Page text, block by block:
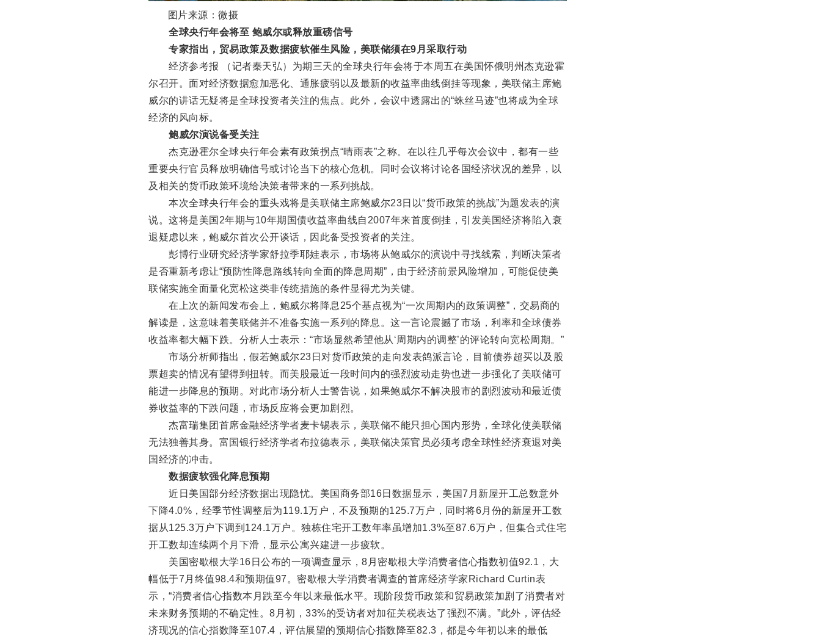
图片来源：微摄
全球央行年会将至 鲍威尔或释放重磅信号
专家指出，贸易政策及数据疲软催生风险，美联储须在9月采取行动
经济参考报 （记者秦天弘）为期三天的全球央行年会将于本周五在美国怀俄明州杰克逊霍
尔召开。面对经济数据愈加恶化、通胀疲弱以及最新的收益率曲线倒挂等现象，美联储主席鲍
威尔的讲话无疑将是全球投资者关注的焦点。此外，会议中透露出的“蛛丝马迹”也将成为全球
经济的风向标。
鲍威尔演说备受关注
杰克逊霍尔全球央行年会素有政策拐点“晴雨表”之称。在以往几乎每次会议中，都有一些
重要央行官员释放明确信号或讨论当下的核心危机。同时会议将讨论各国经济状况的差异，以
及相关的货币政策环境给决策者带来的一系列挑战。
本次全球央行年会的重头戏将是美联储主席鲍威尔23日以“货币政策的挑战”为题发表的演
说。这将是美国2年期与10年期国债收益率曲线自2007年来首度倒挂，引发美国经济将陷入衰
退疑虑以来，鲍威尔首次公开谈话，因此备受投资者的关注。
彭博行业研究经济学家舒拉季耶娃表示，市场将从鲍威尔的演说中寻找线索，判断决策者
是否重新考虑让“预防性降息路线转向全面的降息周期”，由于经济前景风险增加，可能促使美
联储实施全面量化宽松这类非传统措施的条件显得尤为关键。
在上次的新闻发布会上，鲍威尔将降息25个基点视为“一次周期内的政策调整”，交易商的
解读是，这意味着美联储并不准备实施一系列的降息。这一言论震撼了市场，利率和全球债券
收益率都大幅下跌。分析人士表示：“市场显然希望他从‘周期内的调整’的评论转向宽松周期。”
市场分析师指出，假若鲍威尔23日对货币政策的走向发表鸽派言论，目前债券超买以及股
票超卖的情况有望得到扭转。而美股最近一段时间内的强烈波动走势也进一步强化了美联储可
能进一步降息的预期。对此市场分析人士警告说，如果鲍威尔不解决股市的剧烈波动和最近债
券收益率的下跌问题，市场反应将会更加剧烈。
杰富瑞集团首席金融经济学者麦卡锡表示，美联储不能只担心国内形势，全球化使美联储
无法独善其身。富国银行经济学者布拉德表示，美联储决策官员必须考虑全球性经济衰退对美
国经济的冲击。
数据疲软强化降息预期
近日美国部分经济数据出现隐忧。美国商务部16日数据显示，美国7月新屋开工总数意外
下降4.0%，经季节性调整后为119.1万户，不及预期的125.7万户，同时将6月份的新屋开工数
据从125.3万户下调到124.1万户。独栋住宅开工数年率虽增加1.3%至87.6万户，但集合式住宅
开工数却连续两个月下滑，显示公寓兴建进一步疲软。
美国密歇根大学16日公布的一项调查显示，8月密歇根大学消费者信心指数初值92.1，大
幅低于7月终值98.4和预期值97。密歇根大学消费者调查的首席经济学家Richard Curtin表
示，“消费者信心指数本月跌至今年以来最低水平。现阶段货币政策和贸易政策加剧了消费者对
未来财务预期的不确定性。8月初，33%的受访者对加征关税表达了强烈不满。”此外，评估经
济现况的信心指数降至107.4，评估展望的预期信心指数降至82.3，都是今年初以来的最低